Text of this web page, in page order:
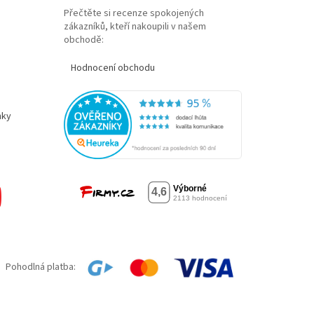
Přečtěte si recenze spokojených
zákazníků, kteří nakoupili v našem
obchodě:
Hodnocení obchodu
Pohodlná platba: